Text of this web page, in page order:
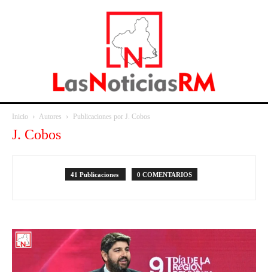
Inicio Autores Publicaciones por J. Cobos
J. Cobos
41 Publicaciones 0 COMENTARIOS